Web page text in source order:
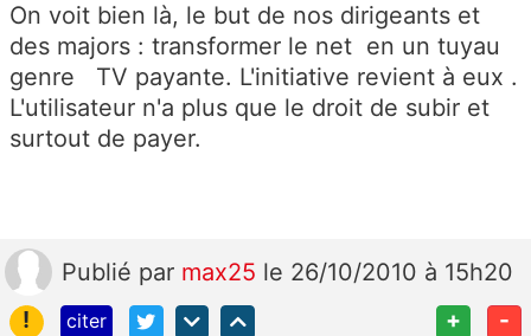
On voit bien là, le but de nos dirigeants et
des majors : transformer le net en un tuyau
genre TV payante. L'initiative revient à eux .
L'utilisateur n'a plus que le droit de subir et
surtout de payer.
Publié par max25 le 26/10/2010 à 15h20
!
citer + -